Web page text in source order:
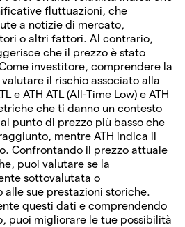
fluttuazioni, che
a notizie di mercato,
o altri fattori. Al contrario,
che il prezzo è stato
investitore, comprendere la
il rischio associato alla
e ATH ATL (All-Time Low) e ATH
che ti danno un contesto
punto di prezzo più basso che
mentre ATH indica il
Confrontando il prezzo attuale
puoi valutare se la
sottovalutata o
sue prestazioni storiche.
questi dati e comprendendo
puoi migliorare le tue possibilità